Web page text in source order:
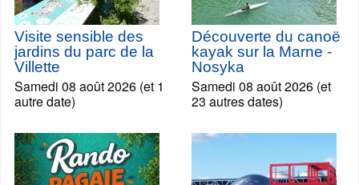
Visite sensible des
jardins du parc de la
Villette
Samedi 08 août 2026 (et 1
autre date)
Découverte du canoë
kayak sur la Marne -
Nosyka
Samedi 08 août 2026 (et
23 autres dates)